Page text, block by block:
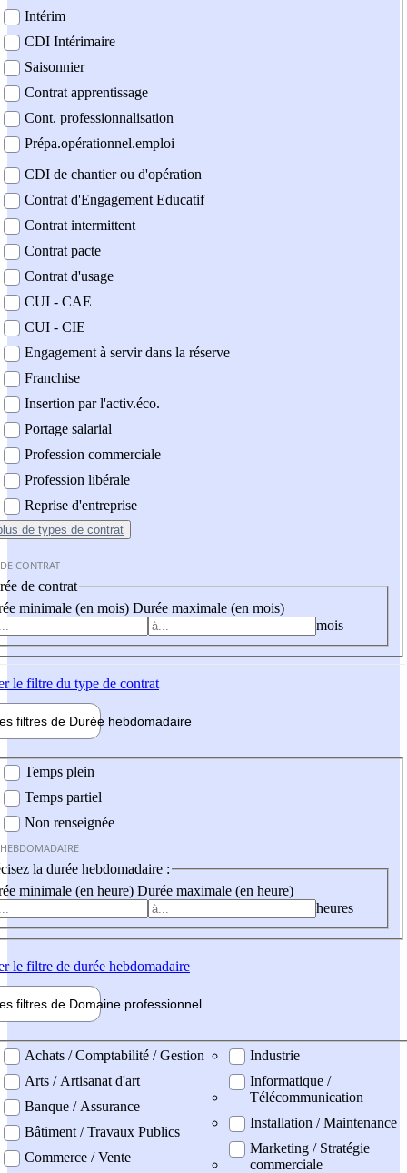
Intérim
CDI Intérimaire
Saisonnier
Contrat apprentissage
Cont. professionnalisation
Prépa.opérationnel.emploi
CDI de chantier ou d'opération
Contrat d'Engagement Educatif
Contrat intermittent
Contrat pacte
Contrat d'usage
CUI - CAE
CUI - CIE
Engagement à servir dans la réserve
Franchise
Insertion par l'activ.éco.
Portage salarial
Profession commerciale
Profession libérale
Reprise d'entreprise
de types de contrat
CONTRAT
de contrat
minimale (en mois) Durée maximale (en mois)
mois
le filtre du type de contrat
filtres de Durée hebdomadaire
Temps plein
Temps partiel
Non renseignée
la durée hebdomadaire :
minimale (en heure) Durée maximale (en heure)
heures
le filtre de durée hebdomadaire
filtres de Domaine professionnel
professionel
Achats / Comptabilité / Gestion
Arts / Artisanat d'art
Banque / Assurance
Bâtiment / Travaux Publics
Commerce / Vente
Industrie
Informatique /
Télécommunication
Installation / Maintenance
Marketing / Stratégie
commerciale